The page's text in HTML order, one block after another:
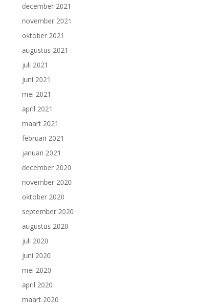
december 2021
november 2021
oktober 2021
augustus 2021
juli 2021
juni 2021
mei 2021
april 2021
maart 2021
februari 2021
januari 2021
december 2020
november 2020
oktober 2020
september 2020
augustus 2020
juli 2020
juni 2020
mei 2020
april 2020
maart 2020